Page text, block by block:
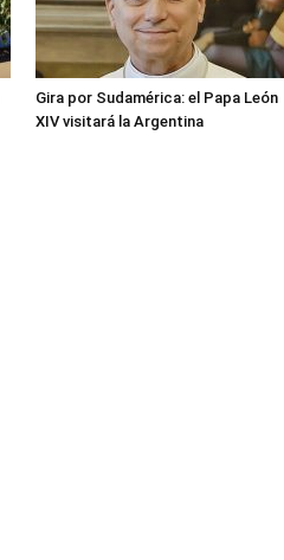
Gira por Sudamérica: el Papa León
XIV visitará la Argentina